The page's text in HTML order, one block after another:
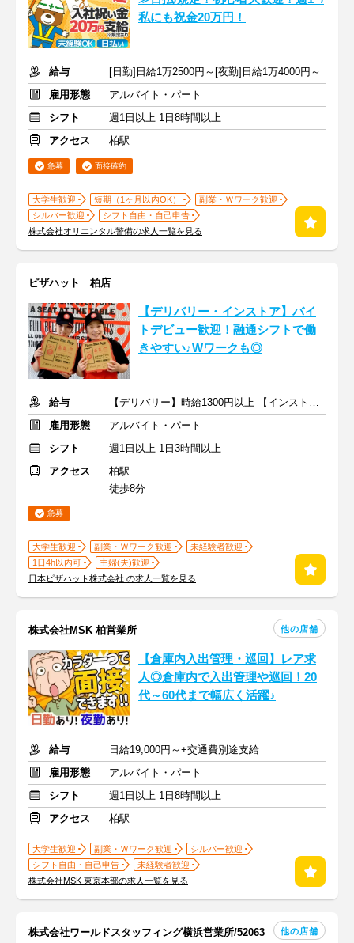
私にも祝金20万円！
給与
[日勤]日給1万2500円～[夜勤]日給1万4000円～
雇用形態
アルバイト・パート
シフト
週1日以上 1日8時間以上
アクセス
柏駅
急募 面接確約
大学生歓迎 短期（1ヶ月以内OK）
副業・Ｗワーク歓迎
シルバー歓迎
シフト自由・自己申告
株式会社オリエンタル警備の求人一覧を見る
ピザハット 柏店
【デリバリー・インストア】バイ
トデビュー歓迎！融通シフトで働
きやすい♪Wワークも◎
給与
【デリバリー】時給1300円以上 【インストア】時給1300円以上
雇用形態
アルバイト・パート
シフト
週1日以上 1日3時間以上
アクセス
柏駅
徒歩8分
急募
大学生歓迎 副業・Ｗワーク歓迎
未経験者歓迎
1日4h以内可
主婦(夫)歓迎
日本ピザハット株式会社 の求人一覧を見る
株式会社MSK 柏営業所 他の店舗
【倉庫内入出管理・巡回】レア求
人◎倉庫内で入出管理や巡回！20
代～60代まで幅広く活躍♪
給与
日給19,000円～+交通費別途支給
雇用形態
アルバイト・パート
シフト
週1日以上 1日8時間以上
アクセス
柏駅
大学生歓迎 副業・Ｗワーク歓迎
シルバー歓迎
シフト自由・自己申告
未経験者歓迎
株式会社MSK 東京本部の求人一覧を見る
株式会社ワールドスタッフィング横浜営業所/52063
他の店舗